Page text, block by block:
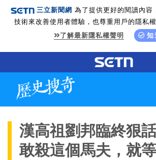
三立新聞網 為了提供更好的閱讀內容
技術來改善使用者體驗，也尊重用戶的隱私
了解最新隱私權聲明
知
漢高祖劉邦臨終狠
敢殺這個馬夫，就